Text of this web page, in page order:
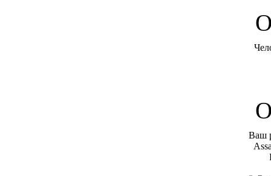
Ваш